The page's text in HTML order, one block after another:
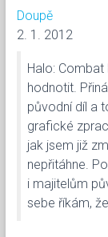
Doupě
2. 1. 2012
Halo:
hodnotit.
původní díl a
grafické
jak jsem již
nepřitáhne.
i majitelům
sebe říkám,